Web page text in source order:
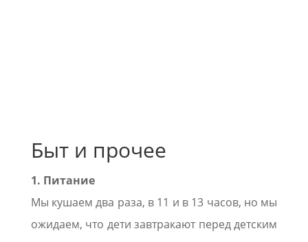
Быт и прочее
1. Питание
Мы кушаем два раза, в 11 и в 13 часов, но мы
ожидаем, что дети завтракают перед детским